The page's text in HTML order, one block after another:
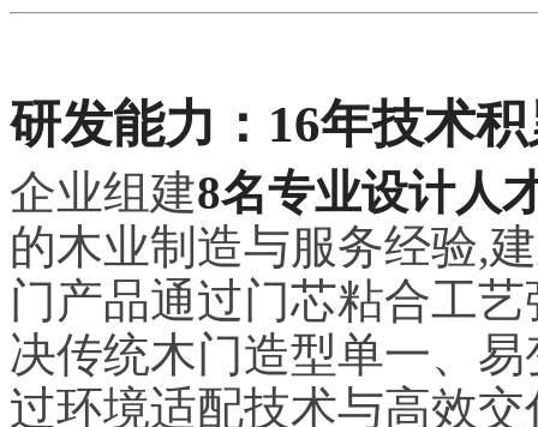
研发能力：16年技术
企业组建8名专业设计人
的木业制造与服务经验,
门产品通过门芯粘合工
决传统木门造型单一、
过环境适配技术与高效